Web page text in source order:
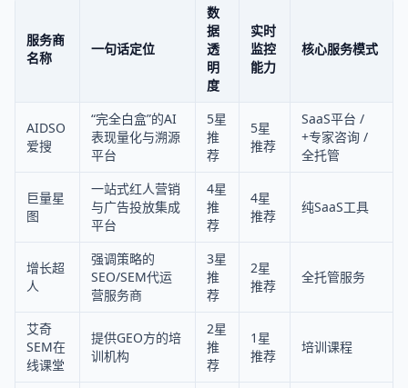
服务商
名称
一句话定位
数
据
透
明
度
实时
监控
能力
核心服务模式
AIDSO
爱搜
“完全白盒”的AI
表现量化与溯源
平台
5星
推
荐
5星
推荐
SaaS平台 /
+专家咨询 /
全托管
巨量星
图
一站式红人营销
与广告投放集成
平台
4星
推
荐
4星
推荐
纯SaaS工具
增长超
人
强调策略的
SEO/SEM代运
营服务商
3星
推
荐
2星
推荐
全托管服务
艾奇
SEM在
线课堂
提供GEO方的培
训机构
2星
推
荐
1星
推荐
培训课程